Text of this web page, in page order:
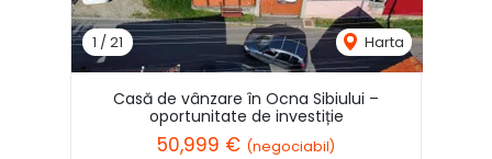
1 /21 Harta
Casă de vânzare în Ocna Sibiului –
oportunitate de investiție
50,999 € (negociabil)